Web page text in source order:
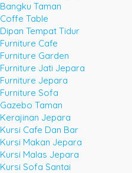
Bangku Taman
Coffe Table
Dipan Tempat Tidur
Furniture Cafe
Furniture Garden
Furniture Jati Jepara
Furniture Jepara
Furniture Sofa
Gazebo Taman
Kerajinan Jepara
Kursi Cafe Dan Bar
Kursi Makan Jepara
Kursi Malas Jepara
Kursi Sofa Santai